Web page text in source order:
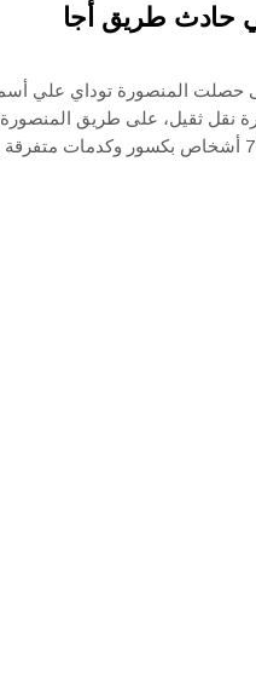
حادث طريق أجا
حصلت المنصورة توداي علي
نقل ثقيل، على طريق